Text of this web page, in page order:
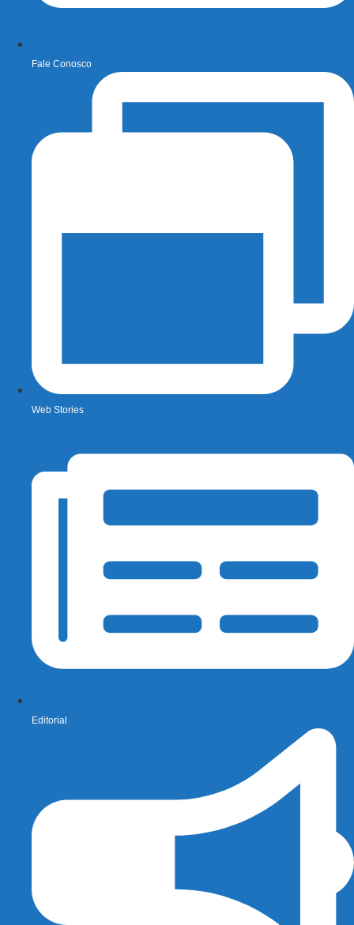
Fale Conosco
Web Stories
Editorial